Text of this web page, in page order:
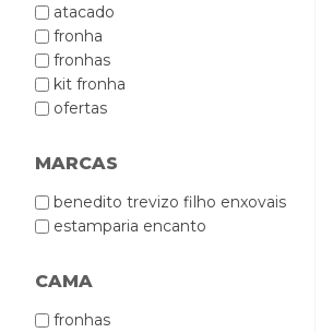
atacado
fronha
fronhas
kit fronha
ofertas
MARCAS
benedito trevizo filho enxovais
estamparia encanto
CAMA
fronhas